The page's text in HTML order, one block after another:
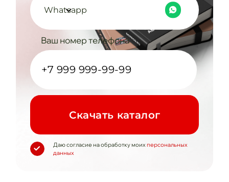
Whatsapp
Ваш номер телефона
Cкачать каталог
Даю согласие на обработку моих персональных
данных